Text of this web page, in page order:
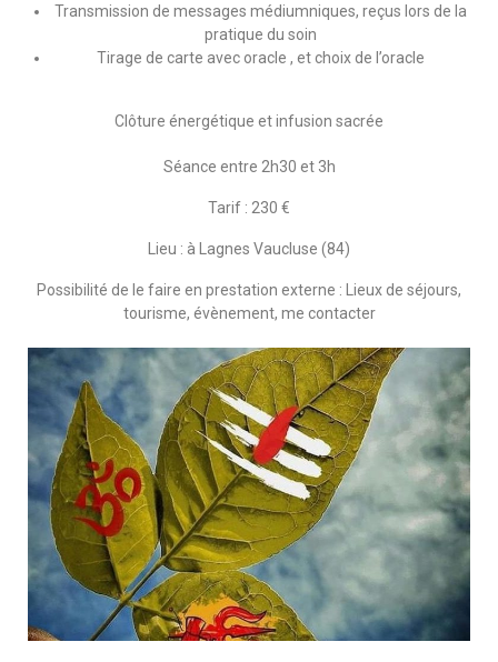
Transmission de messages médiumniques, reçus lors de la
pratique du soin
Tirage de carte avec oracle , et choix de l’oracle
Clôture énergétique et infusion sacrée
Séance entre 2h30 et 3h
Tarif : 230 €
Lieu : à Lagnes Vaucluse (84)
Possibilité de le faire en prestation externe : Lieux de séjours,
tourisme, évènement, me contacter